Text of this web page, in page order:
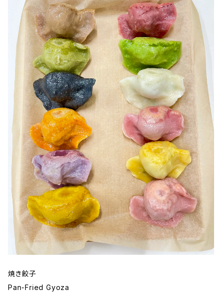
焼き餃子
Pan-Fried Gyoza